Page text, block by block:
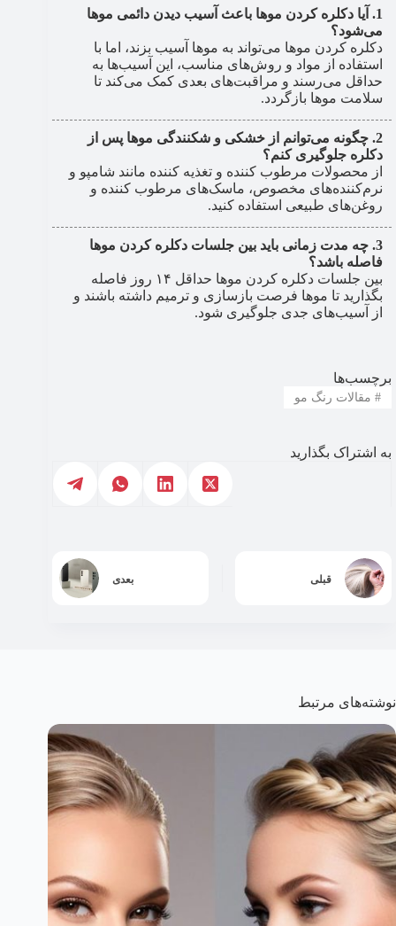
آیا دکلره کردن موها باعث آسیب دیدن دائمی موها
می‌شود؟
دکلره کردن موها می‌تواند به موها آسیب بزند، اما با
استفاده از مواد و روش‌های مناسب، این آسیب‌ها به
حداقل می‌رسند و مراقبت‌های بعدی کمک می‌کند تا
سلامت موها بازگردد.
چگونه می‌توانم از خشکی و شکنندگی موها پس از
دکلره جلوگیری کنم؟
از محصولات مرطوب کننده و تغذیه کننده مانند شامپو و
نرم‌کننده‌های مخصوص، ماسک‌های مرطوب کننده و
روغن‌های طبیعی استفاده کنید.
چه مدت زمانی باید بین جلسات دکلره کردن موها
فاصله باشد؟
بین جلسات دکلره کردن موها حداقل ۱۴ روز فاصله
بگذارید تا موها فرصت بازسازی و ترمیم داشته باشند و
از آسیب‌های جدی جلوگیری شود.
برچسب‌ها
#مقالات رنگ مو
به اشتراک بگذارید
قبلی بعدی
نوشته‌های مرتبط